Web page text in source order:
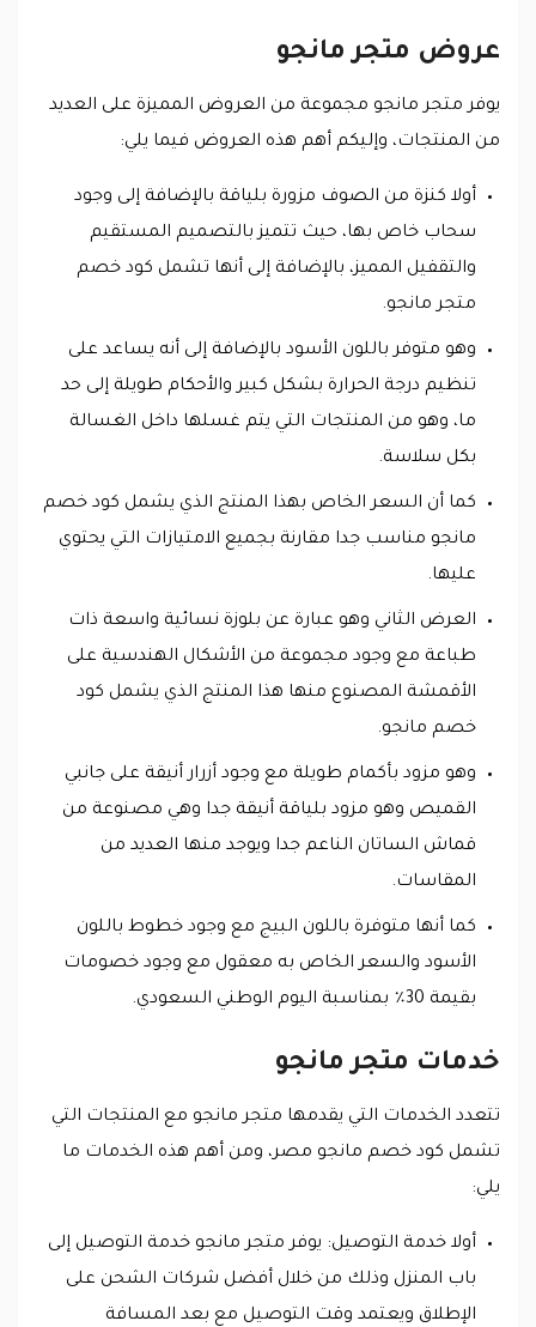
عروض متجر مانجو
يوفر متجر مانجو مجموعة من العروض المميزة على العديد
من المنتجات، وإليكم أهم هذه العروض فيما يلي:
أولا كنزة من الصوف مزورة بلياقة بالإضافة إلى وجود
سحاب خاص بها، حيث تتميز بالتصميم المستقيم
والتقفيل المميز، بالإضافة إلى أنها تشمل كود خصم
متجر مانجو.
وهو متوفر باللون الأسود بالإضافة إلى أنه يساعد على
تنظيم درجة الحرارة بشكل كبير والأحكام طويلة إلى حد
ما، وهو من المنتجات التي يتم غسلها داخل الغسالة
بكل سلاسة.
كما أن السعر الخاص بهذا المنتج الذي يشمل كود خصم
مانجو مناسب جدا مقارنة بجميع الامتيازات التي يحتوي
عليها.
العرض الثاني وهو عبارة عن بلوزة نسائية واسعة ذات
طباعة مع وجود مجموعة من الأشكال الهندسية على
الأقمشة المصنوع منها هذا المنتج الذي يشمل كود
خصم مانجو.
وهو مزود بأكمام طويلة مع وجود أزرار أنيقة على جانبي
القميص وهو مزود بلياقة أنيقة جدا وهي مصنوعة من
قماش الساتان الناعم جدا ويوجد منها العديد من
المقاسات.
كما أنها متوفرة باللون البيج مع وجود خطوط باللون
الأسود والسعر الخاص به معقول مع وجود خصومات
بقيمة 30٪ بمناسبة اليوم الوطني السعودي.
خدمات متجر مانجو
تتعدد الخدمات التي يقدمها متجر مانجو مع المنتجات التي
تشمل كود خصم مانجو مصر، ومن أهم هذه الخدمات ما
يلي:
أولا خدمة التوصيل: يوفر متجر مانجو خدمة التوصيل إلى
باب المنزل وذلك من خلال أفضل شركات الشحن على
الإطلاق ويعتمد وقت التوصيل مع بعد المسافة